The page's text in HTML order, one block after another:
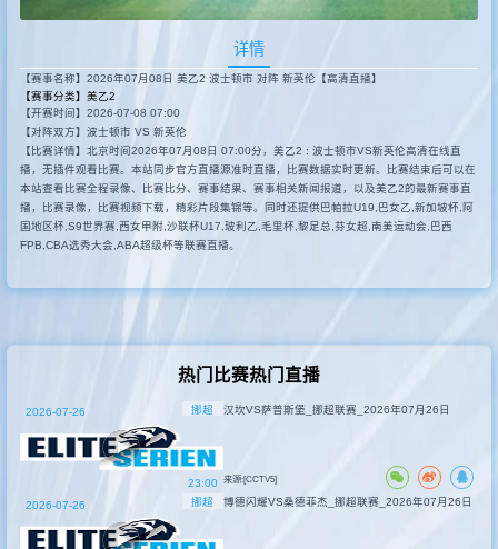
速报
详情
【赛事名称】2026年07月08日 美乙2 波士顿市 对阵 新英伦【高清直播】
【赛事分类】 美乙2
【开赛时间】2026-07-08 07:00
【对阵双方】波士顿市 VS 新英伦
【比赛详情】北京时间2026年07月08日 07:00分，美乙2 : 波士顿市VS新英伦高清在线直
播，无插件观看比赛。本站同步官方直播源准时直播，比赛数据实时更新。比赛结束后可以在
本站查看比赛全程录像、比赛比分、赛事结果、赛事相关新闻报道，以及美乙2的最新赛事直
播，比赛录像，比赛视频下载，精彩片段集锦等。同时还提供巴帕拉U19,巴女乙,新加坡杯,阿
国地区杯,S9世界赛,西女甲附,沙联杯U17,玻利乙,毛里杯,黎足总,芬女超,南美运动会,巴西
FPB,CBA选秀大会,ABA超级杯等联赛直播。
热门比赛热门直播
挪超
23:00
2026-07-26 汉坎VS萨普斯堡_挪超联赛_2026年07月26日
来源:[CCTV5]
挪超
2026-07-26 博德闪耀VS桑德菲杰_挪超联赛_2026年07月26日